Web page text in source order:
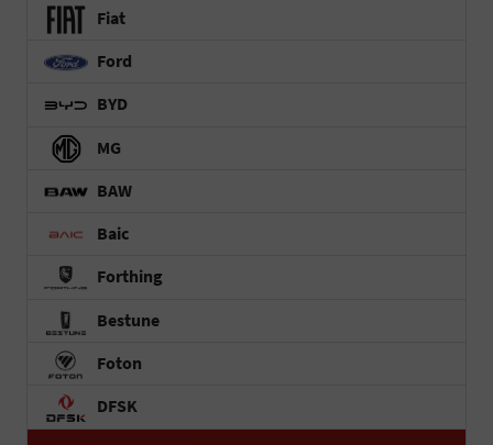
Fiat
Ford
BYD
MG
BAW
Baic
Forthing
Bestune
Foton
DFSK